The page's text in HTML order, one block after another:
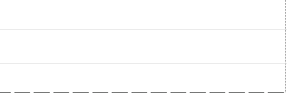
CTS–HKT: cmp-view-offers-disclaimer. 寻找
CTS–HKT: cmp-view-offers-disclaimer.
CTS–HKT: cmp-view-offers-
CTS–HKT: cmp-view-offers-
CTS–HKT: cmp-view-
CTS–HKT: cmp-
CTS–HKT: cmp-
CTS–HKT: